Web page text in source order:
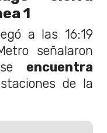
1
a las 16:19
señalaron
encuentra
de la